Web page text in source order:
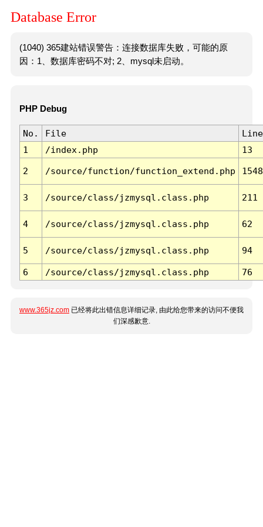
Database Error
(1040) 365建站错误警告：连接数据库失败，可能的原
因：1、数据库密码不对; 2、mysql未启动。
PHP Debug
No. File
Line
1
/index.php 13
2 /source/function/function_extend.php 1548
3 /source/class/jzmysql.class.php 211
4 /source/class/jzmysql.class.php 62
5 /source/class/jzmysql.class.php 94
6 /source/class/jzmysql.class.php 76
www.365jz.com 已经将此出错信息详细记录, 由此给您带来的访问不便我
们深感歉意.